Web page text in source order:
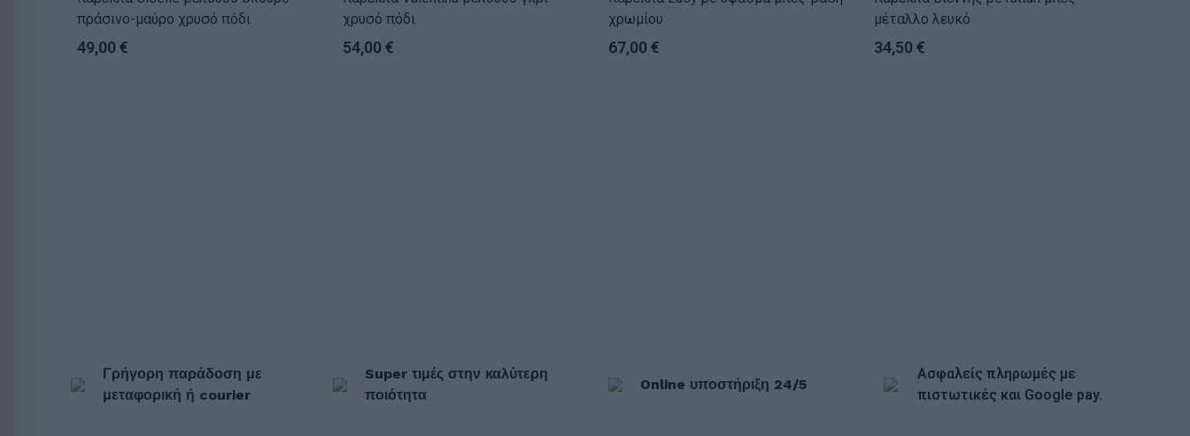
πράσινο-μαύρο χρυσό πόδι
49,00 €
χρυσό πόδι
54,00 €
χρωμίου
67,00 €
μέταλλο λευκό
34,50 €
Γρήγορη παράδοση με
μεταφορική ή courier
Super τιμές στην καλύτερη
ποιότητα
Online υποστήριξη 24/5
Ασφαλείς πληρωμές με
πιστωτικές και Google pay.